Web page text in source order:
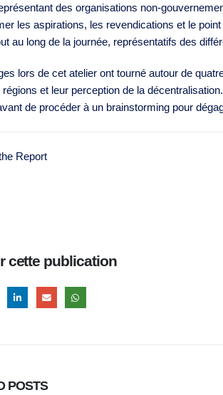
des organisations non-
les aspirations, les revendications et le
au long de la journée, représentatifs des
lors de cet atelier ont tourné autour de
régions et leur perception de la
de procéder à un brainstorming pour
Report
cette publication
POSTS